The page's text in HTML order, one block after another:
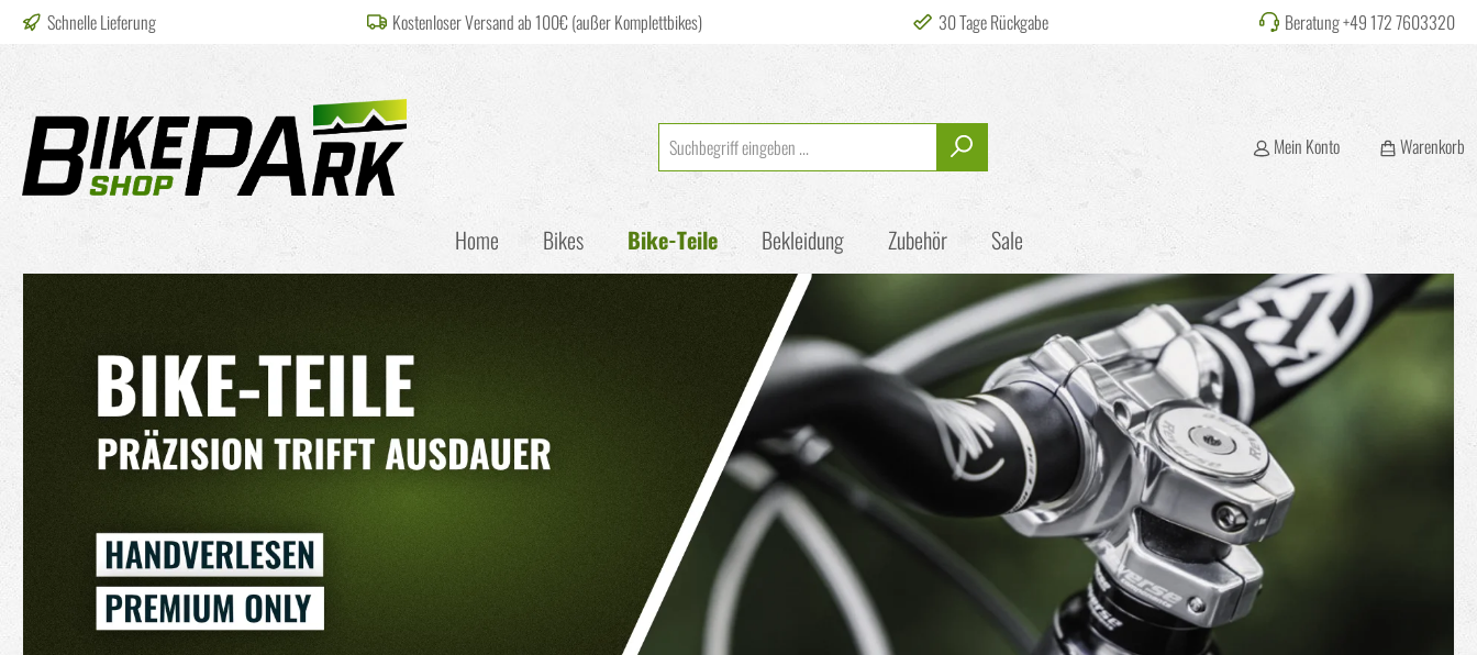
Zur Hauptnavigation springen
Schnelle Lieferung Kostenloser Versand ab 100€ (außer Komplettbikes) 30 Tage Rückgabe Beratung +49 172 7603320
Mein Konto Warenkorb
Home Bikes Bike-Teile Bekleidung Zubehör Sale